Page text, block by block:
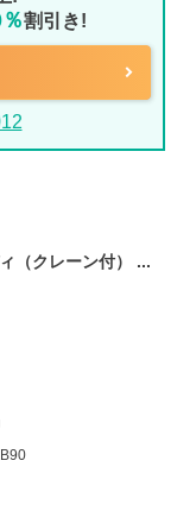
割引き!
（クレーン付） ...